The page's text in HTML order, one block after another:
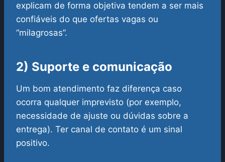
explicam de forma objetiva tendem a ser mais
confiáveis do que ofertas vagas ou
“milagrosas”.
2) Suporte e comunicação
Um bom atendimento faz diferença caso
ocorra qualquer imprevisto (por exemplo,
necessidade de ajuste ou dúvidas sobre a
entrega). Ter canal de contato é um sinal
positivo.